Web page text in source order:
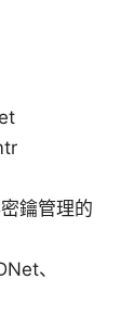
鑰管理的
、